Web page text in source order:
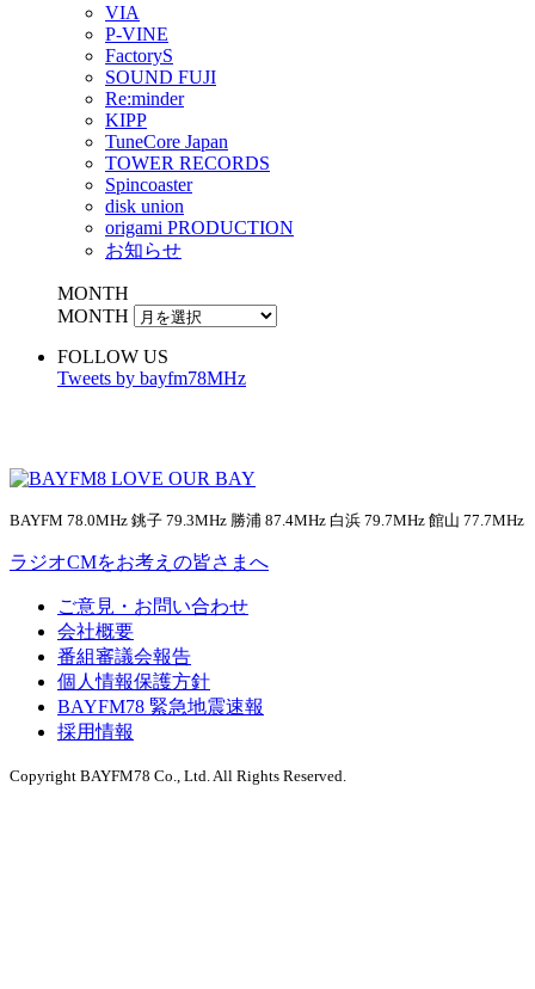
VIA
P-VINE
FactoryS
SOUND FUJI
Re:minder
KIPP
TuneCore Japan
TOWER RECORDS
Spincoaster
disk union
origami PRODUCTION
お知らせ
MONTH
MONTH
FOLLOW US
Tweets by bayfm78MHz
BAYFM 78.0MHz 銚子 79.3MHz 勝浦 87.4MHz 白浜 79.7MHz 館山 77.7MHz
ラジオCMをお考えの皆さまへ
ご意見・お問い合わせ
会社概要
番組審議会報告
個人情報保護方針
BAYFM78 緊急地震速報
採用情報
Copyright BAYFM78 Co., Ltd. All Rights Reserved.